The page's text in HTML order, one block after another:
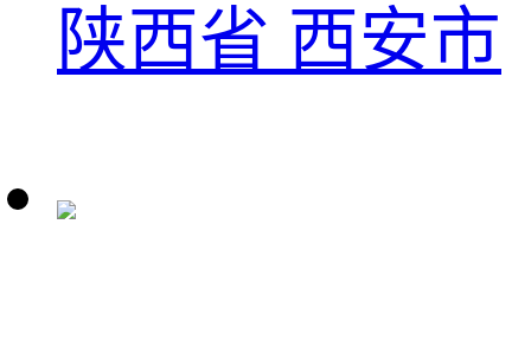
陕西省 西安市